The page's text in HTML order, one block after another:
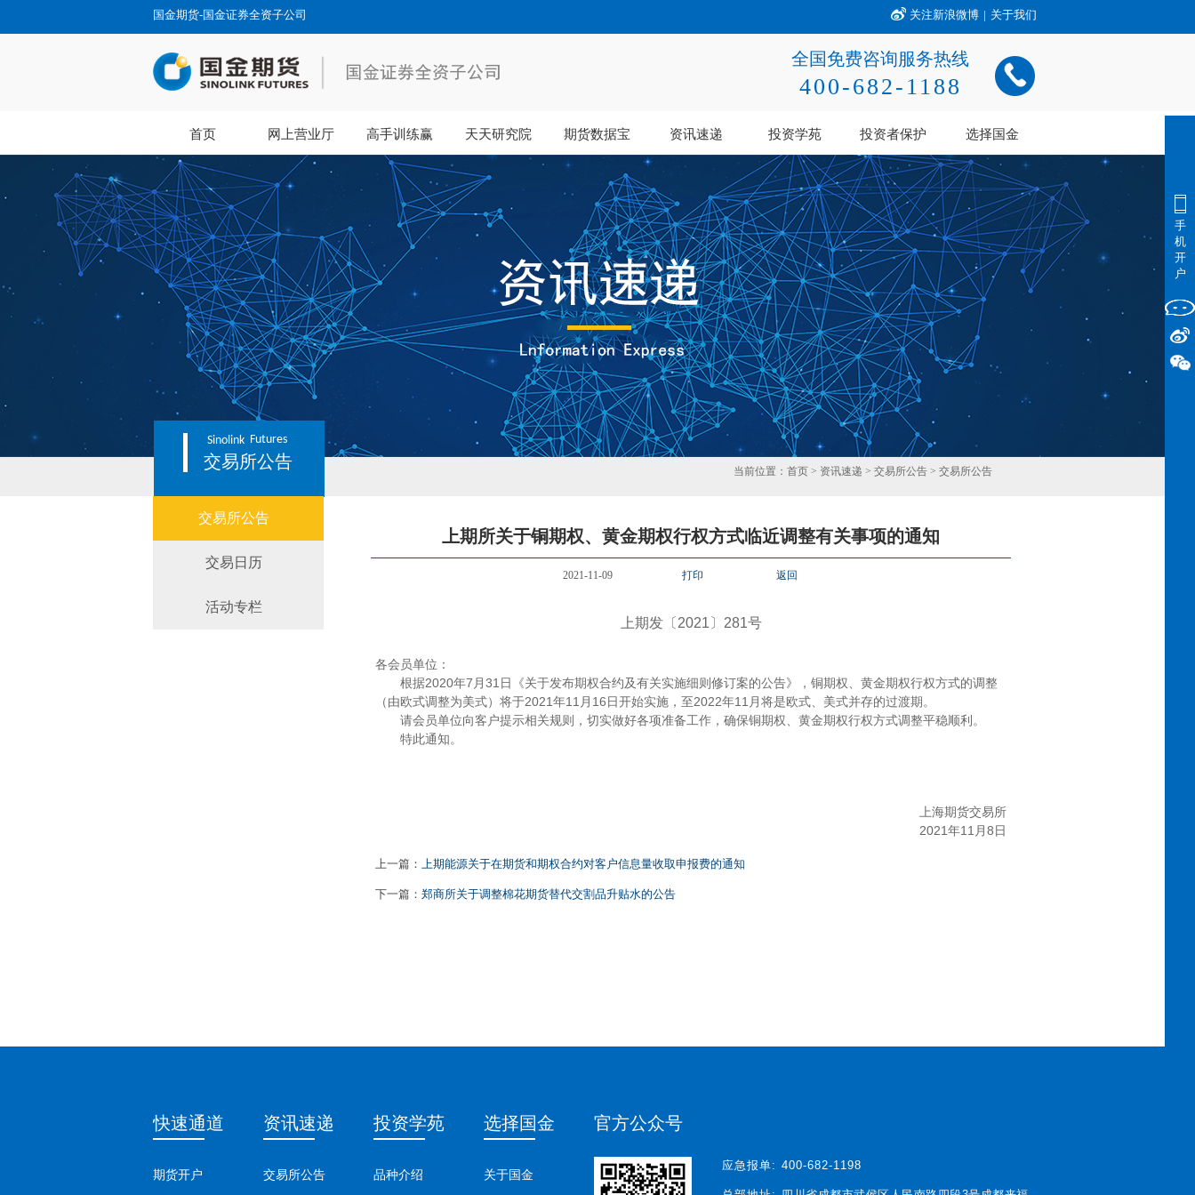
国金期货-国金证券全资子公司 关注新浪微博 | 关于我们
全国免费咨询服务热线
400-682-1188
首页 网上营业厅 高手训练赢 天天研究院 期货数据宝 资讯速递 投资学苑 投资者保护 选择国金
Sinolink Futures
交易所公告 当前位置： 首页 > 资讯速递 > 交易所公告 > 交易所公告
交易所公告
交易日历
活动专栏
上期所关于铜期权、黄金期权行权方式临近调整有关事项的通知
2021-11-09 打印 返回
上期发〔 2021 〕 281号
各会员单位：
根据2020年7 月 31 日《关于发布期权合约及有关实施细则修订案的公告》，铜期权、黄金期权行权方式的调整
（由欧式调整为美式）将于2021 年11 月 16 日开始实施，至 2022年11 月将是欧式、美式并存的过渡期。
请会员单位向客户提示相关规则，切实做好各项准备工作，确保铜期权、黄金期权行权方式调整平稳顺利。
特此通知。
上海期货交易所
2021 年11 月 8 日
上一篇： 上期能源关于在期货和期权合约对客户信息量收取申报费的通知
下一篇： 郑商所关于调整棉花期货替代交割品升贴水的公告
快速通道
期货开户
资讯速递
交易所公告
投资学苑
品种介绍
选择国金
关于国金
官方公众号
应急报单: 400-682-1198
手
机
开
户